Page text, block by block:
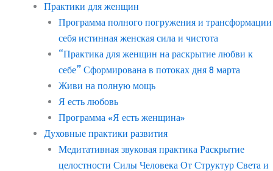
Практики для женщин
Программа полного погружения и трансформации
себя истинная женская сила и чистота
“Практика для женщин на раскрытие любви к
себе” Сформирована в потоках дня 8 марта
Живи на полную мощь
Я есть любовь
Программа «Я есть женщина»
Духовные практики развития
Медитативная звуковая практика Раскрытие
целостности Силы Человека От Структур Света и